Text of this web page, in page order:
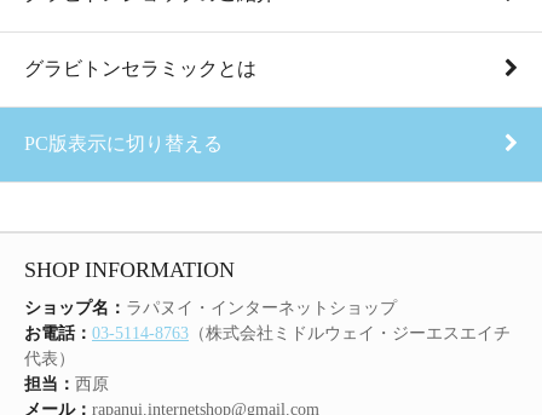
グラビトンセラミックとは
PC版表示に切り替える
SHOP INFORMATION
ショップ名： ラパヌイ・インターネットショップ
お電話： 03-5114-8763 （株式会社ミドルウェイ・ジーエスエイチ
代表）
担当： 西原
メール： rapanui.internetshop@gmail.com